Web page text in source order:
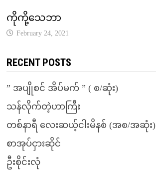
ကိုကို့သေဘာ
February 24, 2021
RECENT POSTS
” အပျိုစင် အိပ်မက် ” ( စ/ဆုံး)
သန်လိုက်တဲ့ဟာကြီး
တစ်နာရီ လေးဆယ့်ငါးမိနစ် (အစ/အဆုံး)
စာအုပ်ငှားဆိုင်
ဦးစိုင်းလုံ